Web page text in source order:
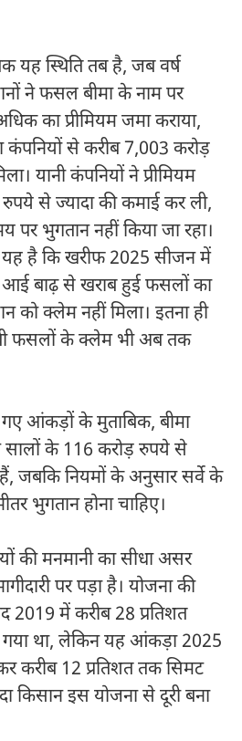
यह स्थिति तब है, जब वर्ष
ने फसल बीमा के नाम पर
का प्रीमियम जमा कराया,
से करीब 7,003 करोड़
यानी कंपनियों ने प्रीमियम
से ज्यादा की कमाई कर ली,
पर भुगतान नहीं किया जा रहा।
है कि खरीफ 2025 सीजन में
बाढ़ से खराब हुई फसलों का
को क्लेम नहीं मिला। इतना ही
फसलों के क्लेम भी अब तक
आंकड़ों के मुताबिक, बीमा
सालों के 116 करोड़ रुपये से
जबकि नियमों के अनुसार सर्वे के
भुगतान होना चाहिए।
की मनमानी का सीधा असर
पर पड़ा है। योजना की
में करीब 28 प्रतिशत
गया था, लेकिन यह आंकड़ा 2025
करीब 12 प्रतिशत तक सिमट
किसान इस योजना से दूरी बना